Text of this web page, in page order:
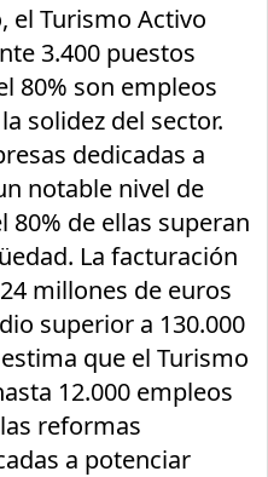
el Turismo Activo
3.400 puestos
80% son empleos
solidez del sector.
dedicadas a
notable nivel de
80% de ellas superan
La facturación
millones de euros
superior a 130.000
que el Turismo
12.000 empleos
reformas
a potenciar